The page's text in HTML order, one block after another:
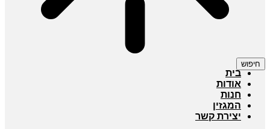
חיפוש
בית
אודות
חנות
המגזין
יצירת קשר